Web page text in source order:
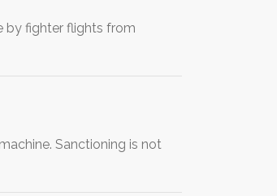
by fighter flights from
Sanctioning is not